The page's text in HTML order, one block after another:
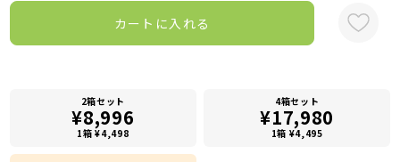
カートに入れる
2箱セット
¥8,996
1箱 ¥4,498
4箱セット
¥17,980
1箱 ¥4,495